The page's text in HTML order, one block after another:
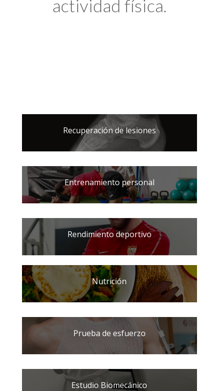
actividad física.
Recuperación de lesiones
Entrenamiento personal
Rendimiento deportivo
Nutrición
Prueba de esfuerzo
Estudio Biomecánico